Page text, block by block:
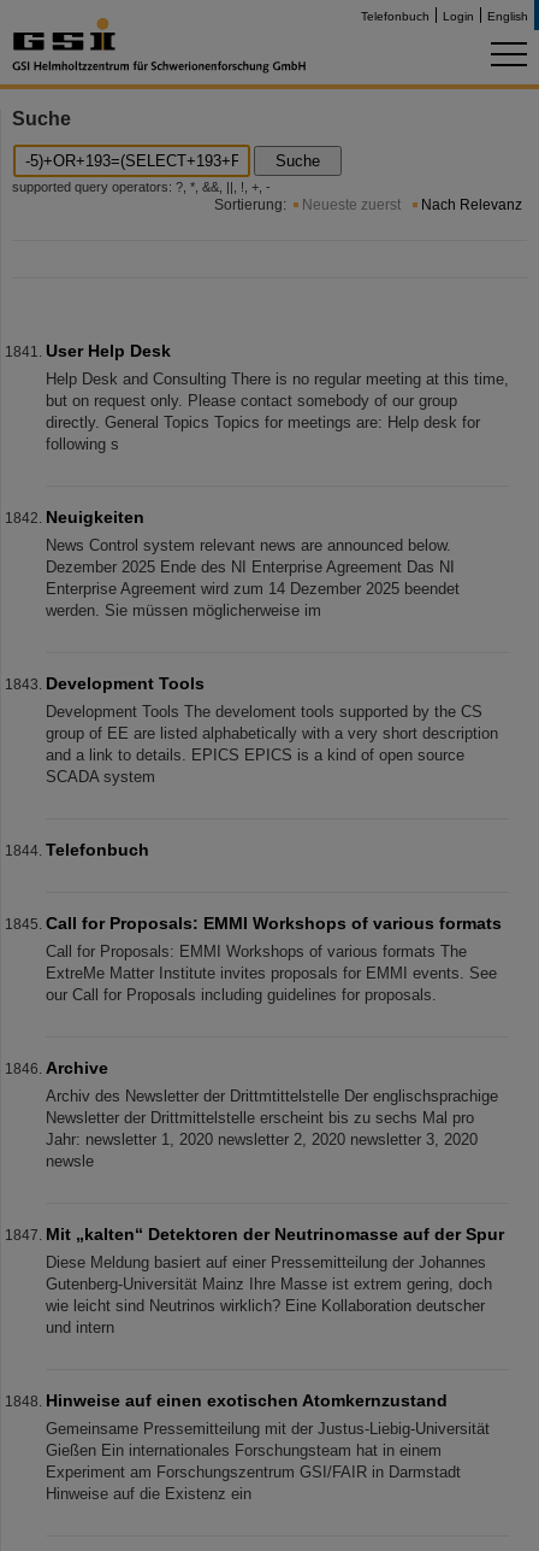
Telefonbuch Login English
Suche
Suche
supported query operators: ?, *, &&, ||, !, +, -
Sortierung: Neueste zuerst Nach Relevanz
User Help Desk
Help Desk and Consulting There is no regular meeting at this time,
but on request only. Please contact somebody of our group
directly. General Topics Topics for meetings are: Help desk for
following s
Neuigkeiten
News Control system relevant news are announced below.
Dezember 2025 Ende des NI Enterprise Agreement Das NI
Enterprise Agreement wird zum 14 Dezember 2025 beendet
werden. Sie müssen möglicherweise im
Development Tools
Development Tools The develoment tools supported by the CS
group of EE are listed alphabetically with a very short description
and a link to details. EPICS EPICS is a kind of open source
SCADA system
Telefonbuch
Call for Proposals: EMMI Workshops of various formats
Call for Proposals: EMMI Workshops of various formats The
ExtreMe Matter Institute invites proposals for EMMI events. See
our Call for Proposals including guidelines for proposals.
Archive
Archiv des Newsletter der Drittmtittelstelle Der englischsprachige
Newsletter der Drittmittelstelle erscheint bis zu sechs Mal pro
Jahr: newsletter 1, 2020 newsletter 2, 2020 newsletter 3, 2020
newsle
Mit „kalten“ Detektoren der Neutrinomasse auf der Spur
Diese Meldung basiert auf einer Pressemitteilung der Johannes
Gutenberg-Universität Mainz Ihre Masse ist extrem gering, doch
wie leicht sind Neutrinos wirklich? Eine Kollaboration deutscher
und intern
Hinweise auf einen exotischen Atomkernzustand
Gemeinsame Pressemitteilung mit der Justus-Liebig-Universität
Gießen Ein internationales Forschungsteam hat in einem
Experiment am Forschungszentrum GSI/FAIR in Darmstadt
Hinweise auf die Existenz ein